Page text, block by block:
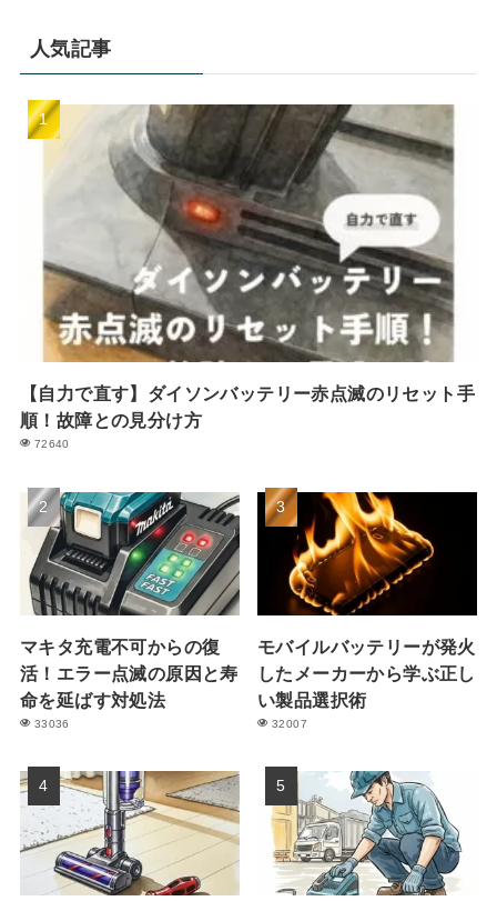
人気記事
【自力で直す】ダイソンバッテリー赤点滅のリセット手
順！故障との見分け方
72640
マキタ充電不可からの復
活！エラー点滅の原因と寿
命を延ばす対処法
33036
モバイルバッテリーが発火
したメーカーから学ぶ正し
い製品選択術
32007